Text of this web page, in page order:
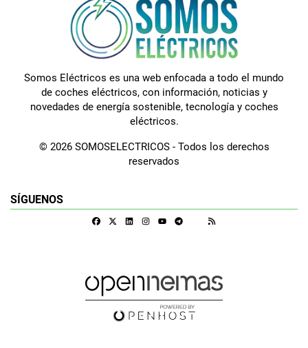
Somos Eléctricos es una web enfocada a todo el mundo
de coches eléctricos, con información, noticias y
novedades de energía sostenible, tecnología y coches
eléctricos.
© 2026 SOMOSELECTRICOS - Todos los derechos
reservados
SÍGUENOS
FacebookLinkedinInstagramTelegram
Google Discover